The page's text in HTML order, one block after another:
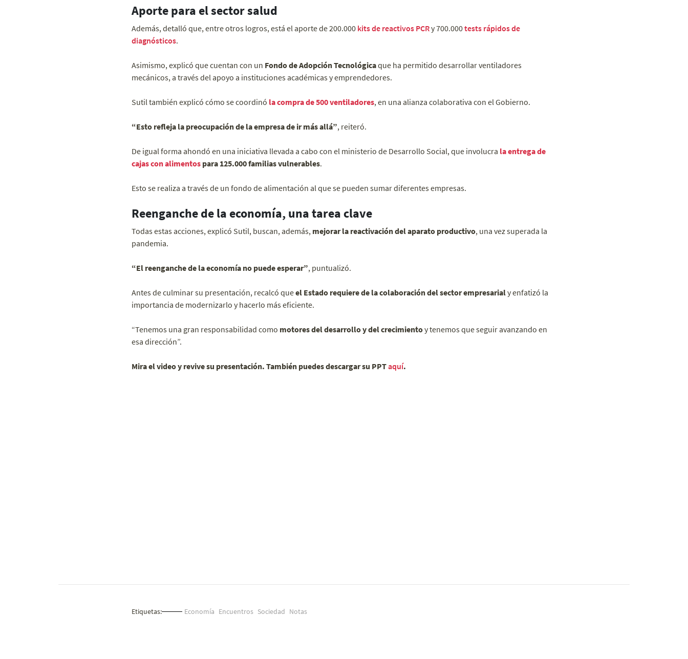
Aporte para el sector salud
Además, detalló que, entre otros logros, está el aporte de 200.000 kits de reactivos PCRy 700.000tests rápidos de
diagnósticos.
Asimismo, explicó que cuentan con un Fondo de Adopción Tecnológicaque ha permitido desarrollar ventiladores
mecánicos, a través del apoyo a instituciones académicas y emprendedores.
Sutil también explicó cómo se coordinó la compra de 500 ventiladores, en una alianza colaborativa con el Gobierno.
“Esto refleja la preocupación de la empresa de ir más allá”, reiteró.
De igual forma ahondó en una iniciativa llevada a cabo con el ministerio de Desarrollo Social, que involucra la entrega de
cajas con alimentospara 125.000 familias vulnerables.
Esto se realiza a través de un fondo de alimentación al que se pueden sumar diferentes empresas.
Reenganche de la economía, una tarea clave
Todas estas acciones, explicó Sutil, buscan, además, mejorar la reactivación del aparato productivo, una vez superada la
pandemia.
“El reenganche de la economía no puede esperar”, puntualizó.
Antes de culminar su presentación, recalcó queel Estado requiere de la colaboración del sector empresarialy enfatizó la
importancia de modernizarlo y hacerlo más eficiente.
“Tenemos una gran responsabilidad como motores del desarrollo y del crecimientoy tenemos que seguir avanzando en
esa dirección”.
Mira el video y revive su presentación. También puedes descargar su PPTaquí.
Etiquetas: Economía Encuentros Sociedad Notas